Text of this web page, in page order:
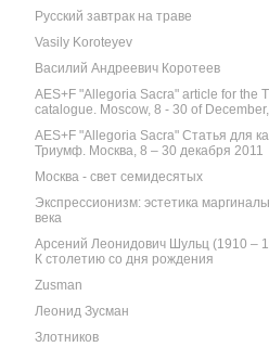
Русский завтрак на траве
Vasily Koroteyev
Василий Андреевич Коротеев
AES+F "Allegoria Sacra" article for the
catalogue. Moscow, 8 - 30 of
AES+F "Allegoria Sacra" Статья для
Триумф. Москва, 8 – 30 декабря 2011
Москва - свет семидесятых
Экспрессионизм: эстетика
века
Арсений Леонидович Шульц (1910 –
К столетию со дня рождения
Zusman
Леонид Зусман
Злотников